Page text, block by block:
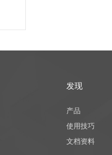
发现
产品
使用技巧
文档资料